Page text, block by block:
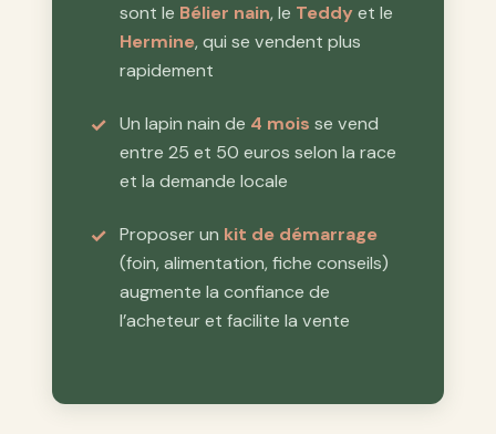
sont le Bélier nain, le Teddyet le
Hermine, qui se vendent plus
rapidement
Un lapin nain de 4 mois se vend
entre 25 et 50 euros selon la race
et la demande locale
Proposer un kit de démarrage
(foin, alimentation, fiche conseils)
augmente la confiance de
l’acheteur et facilite la vente